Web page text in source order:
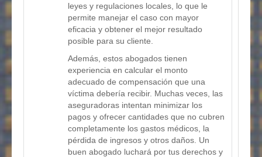
leyes y regulaciones locales, lo que le
permite manejar el caso con mayor
eficacia y obtener el mejor resultado
posible para su cliente.
Además, estos abogados tienen
experiencia en calcular el monto
adecuado de compensación que una
víctima debería recibir. Muchas veces, las
aseguradoras intentan minimizar los
pagos y ofrecer cantidades que no cubren
completamente los gastos médicos, la
pérdida de ingresos y otros daños. Un
buen abogado luchará por tus derechos y